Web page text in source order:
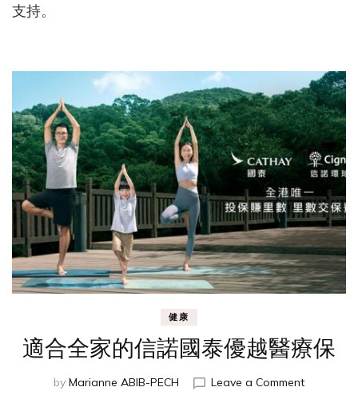
支持。
健康
適合全家的信諾國泰優越醫療保
by Marianne ABIB-PECH Leave a Commenton